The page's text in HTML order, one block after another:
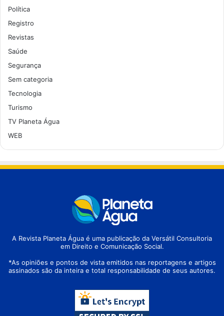
Política
Registro
Revistas
Saúde
Segurança
Sem categoria
Tecnologia
Turismo
TV Planeta Água
WEB
A Revista Planeta Água é uma publicação da Versátil Consultoria
em Direito e Comunicação Social.
*As opiniões e pontos de vista emitidos nas reportagens e artigos
assinados são da inteira e total responsabilidade de seus autores.